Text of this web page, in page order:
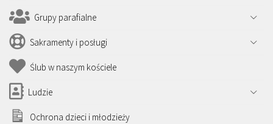
Grupy parafialne
Sakramenty i posługi
Ślub w naszym kościele
Ludzie
Ochrona dzieci i młodzieży